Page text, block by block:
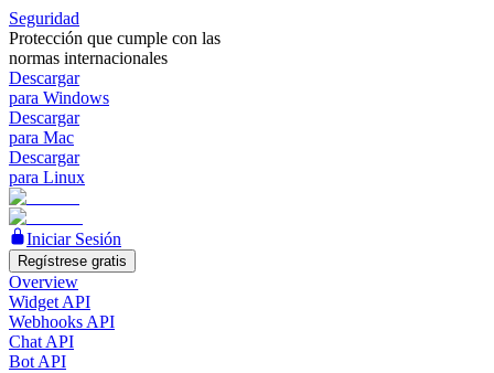
Seguridad
Protección que cumple con las
normas internacionales
Descargar
para Windows
Descargar
para Mac
Descargar
para Linux
Iniciar Sesión
Regístrese gratis
Overview
Widget API
Webhooks API
Chat API
Bot API